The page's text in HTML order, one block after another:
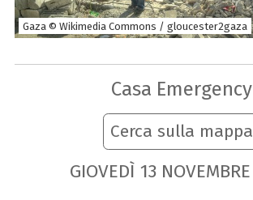
Gaza © Wikimedia Commons / gloucester2gaza
Casa Emergency
Cerca sulla mappa
GIOVEDÌ 13 NOVEMBRE